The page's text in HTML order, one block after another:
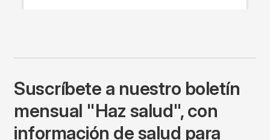
Suscríbete a nuestro boletín
mensual "Haz salud", con
información de salud para